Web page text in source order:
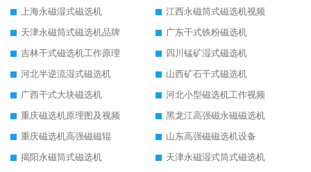
上海永磁湿式磁选机
江西永磁筒式磁选机视频
天津永磁筒式磁选机品牌
广东干式铁粉磁选机
吉林干式磁选机工作原理
四川锰矿湿式磁选机
河北半逆流湿式磁选机
山西矿石干式磁选机
广西干式大块磁选机
河北小型磁选机工作视频
重庆磁选机原理图及视频
黑龙江高强磁永磁磁选机
重庆磁选机高强磁磁辊
山东高强磁磁选机设备
揭阳永磁筒式磁选机
天津永磁湿式筒式磁选机